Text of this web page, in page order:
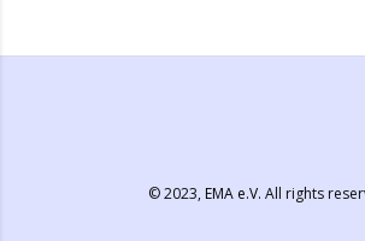
© 2023,EMA e.V. All rights